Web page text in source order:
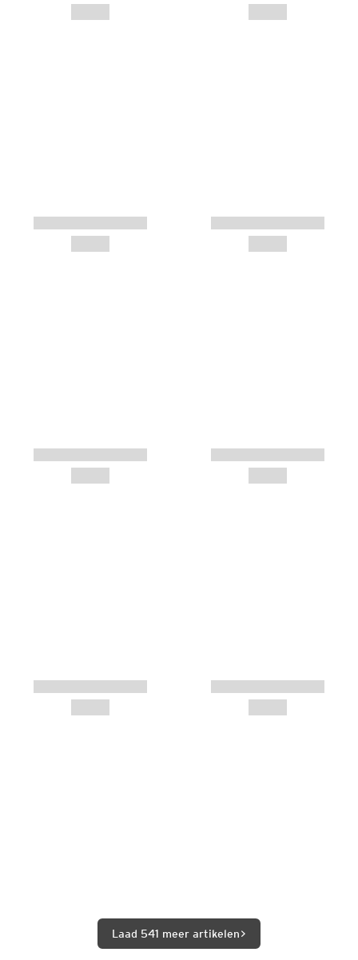
Laad 541 meer artikelen